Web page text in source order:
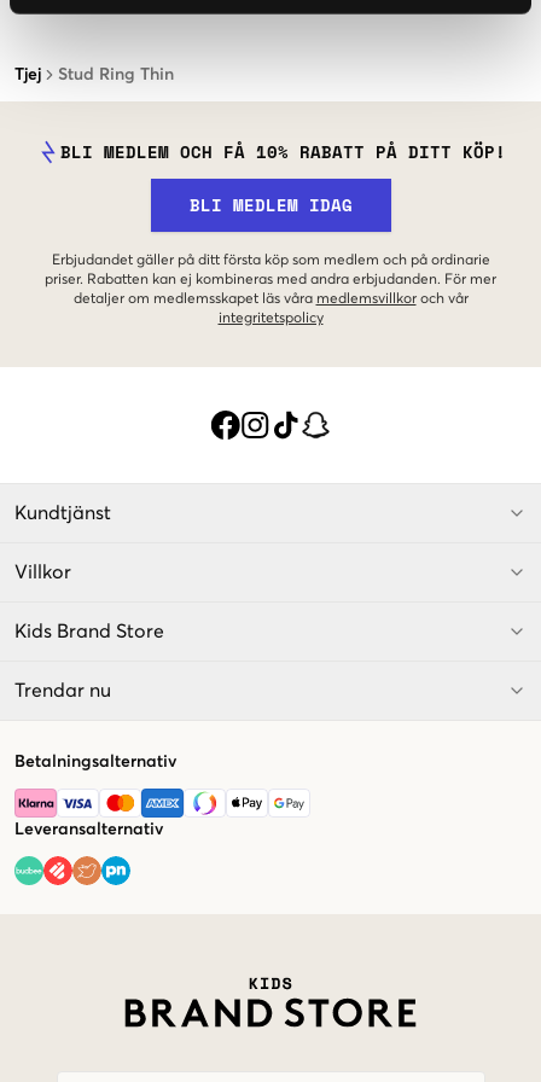
Tjej Stud Ring Thin
BLI MEDLEM OCH FÅ 10% RABATT PÅ DITT KÖP!
BLI MEDLEM IDAG
Erbjudandet gäller på ditt första köp som medlem och på ordinarie
priser. Rabatten kan ej kombineras med andra erbjudanden. För mer
detaljer om medlemsskapet läs våra medlemsvillkor och vår
integritetspolicy
Kundtjänst
Villkor
Kids Brand Store
Trendar nu
Betalningsalternativ
Leveransalternativ